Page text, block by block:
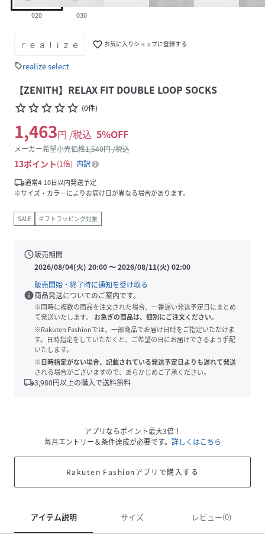
020 030
favorite_border お気に入りショップに登録する
sellrealize select
【ZENITH】RELAX FIT DOUBLE LOOP SOCKS
star_borderstar_borderstar_borderstar_borderstar_border (0件)
1,463円 /税込 5%OFF
メーカー希望小売価格1,540円 /税込
13ポイント 1倍
内訳
local_shipping通常4-10日以内発送予定
※サイズ・カラーによりお届け日が異なる場合があります。
SALE ギフトラッピング対象
schedule販売期間
2026/08/04(火) 20:00〜2026/08/11(火) 02:00
販売開始・終了時に通知を受け取る
info商品発送についてのご案内です。
※同時に複数の商品を注文された場合、一番遅い発送予定日にまとめ
て発送いたします。
お急ぎの商品は、個別にご注文ください。
※Rakuten Fashionでは、一部商品でお届け日時をご指定いただけま
す。日時指定をしていただくと、ご希望の日にお届けできるよう手配
いたします。
※日時指定がない場合、記載されている発送予定日よりも遅れて発送
される場合がございますので、あらかじめご了承ください。
local_shipping3,980円以上の購入で送料無料
アプリならポイント最大3倍！
毎月エントリー＆条件達成が必要です。 詳しくはこちら
Rakuten Fashionアプリで購入する
アイテム説明 サイズ レビュー(0)